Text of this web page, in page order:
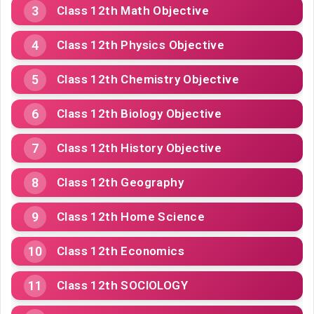
Class 12th Math Objective
Class 12th Physics Objective
Class 12th Chemistry Objective
Class 12th Biology Objective
Class 12th History Objective
Class 12th Geography
Class 12th Home Science
Class 12th Economics
Class 12th SOCIOLOGY